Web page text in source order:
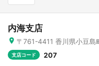
内海支店
〒761-4411 香川県小豆島
支店コード 207